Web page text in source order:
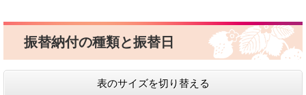
振替納付の種類と振替日
表のサイズを切り替える